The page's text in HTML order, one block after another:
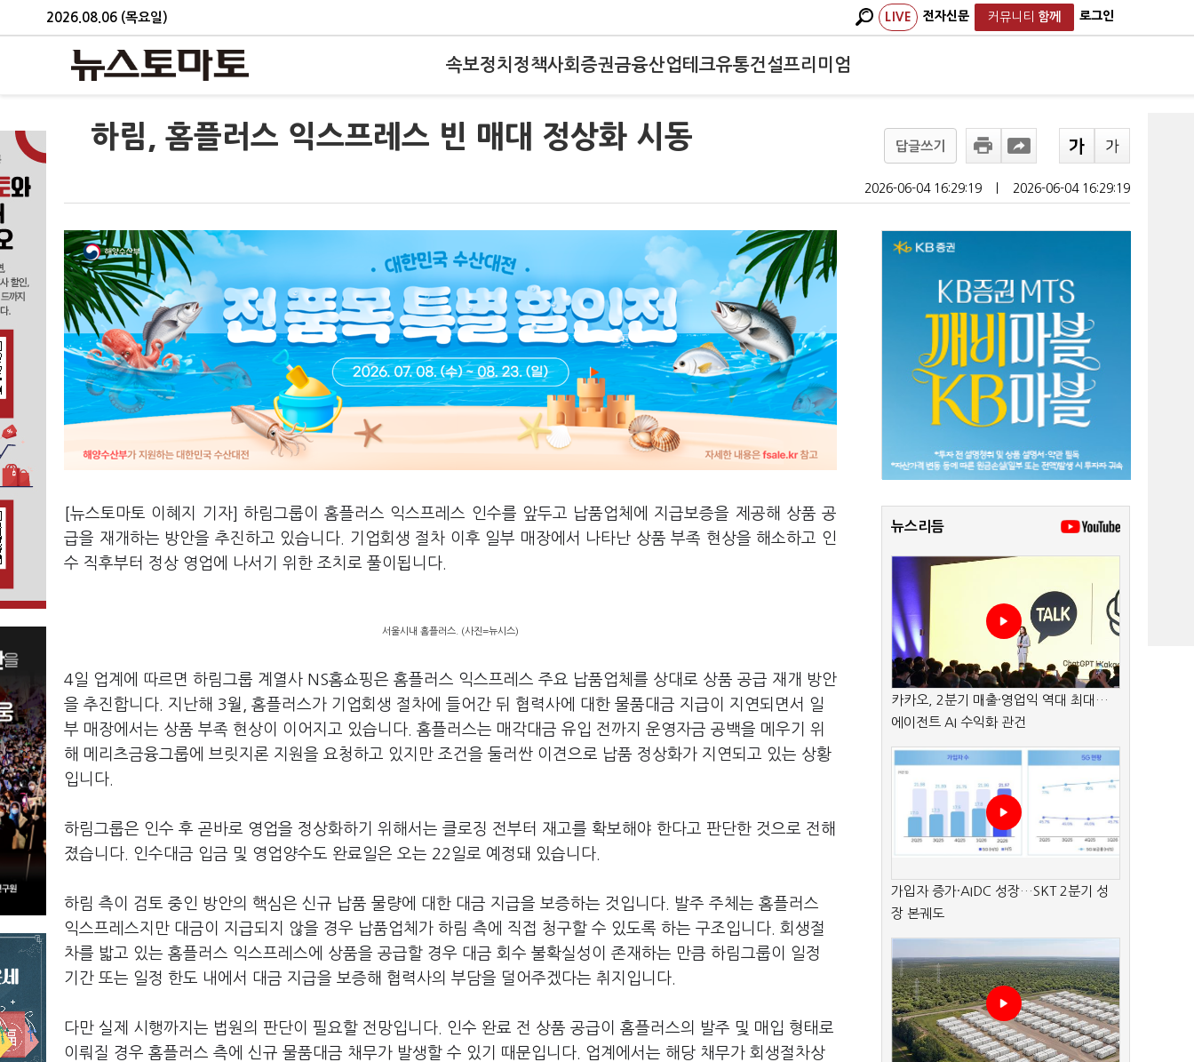
2026.08.06 (목요일) LIVE 전자신문 커뮤니티 함께 로그인
속보정치 정책사회 증권금융산업테크유통건설프리미엄
하림, 홈플러스 익스프레스 빈 매대 정상화 시동 답글쓰기
2026-06-04 16:29:19 2026-06-04 16:29:19
[뉴스토마토 이혜지 기자] 하림그룹이 홈플러스 익스프레스 인수를 앞두고 납품업체에 지급보증을 제공해 상품 공
급을 재개하는 방안을 추진하고 있습니다. 기업회생 절차 이후 일부 매장에서 나타난 상품 부족 현상을 해소하고 인
수 직후부터 정상 영업에 나서기 위한 조치로 풀이됩니다.
서울시내 홈플러스. (사진=뉴시스)
4일 업계에 따르면 하림그룹 계열사 NS홈쇼핑은 홈플러스 익스프레스 주요 납품업체를 상대로 상품 공급 재개 방안
을 추진합니다. 지난해 3월, 홈플러스가 기업회생 절차에 들어간 뒤 협력사에 대한 물품대금 지급이 지연되면서 일
부 매장에서는 상품 부족 현상이 이어지고 있습니다. 홈플러스는 매각대금 유입 전까지 운영자금 공백을 메우기 위
해 메리츠금융그룹에 브릿지론 지원을 요청하고 있지만 조건을 둘러싼 이견으로 납품 정상화가 지연되고 있는 상황
입니다.
하림그룹은 인수 후 곧바로 영업을 정상화하기 위해서는 클로징 전부터 재고를 확보해야 한다고 판단한 것으로 전해
졌습니다. 인수대금 입금 및 영업양수도 완료일은 오는 22일로 예정돼 있습니다.
하림 측이 검토 중인 방안의 핵심은 신규 납품 물량에 대한 대금 지급을 보증하는 것입니다. 발주 주체는 홈플러스
익스프레스지만 대금이 지급되지 않을 경우 납품업체가 하림 측에 직접 청구할 수 있도록 하는 구조입니다. 회생절
차를 밟고 있는 홈플러스 익스프레스에 상품을 공급할 경우 대금 회수 불확실성이 존재하는 만큼 하림그룹이 일정
기간 또는 일정 한도 내에서 대금 지급을 보증해 협력사의 부담을 덜어주겠다는 취지입니다.
다만 실제 시행까지는 법원의 판단이 필요할 전망입니다. 인수 완료 전 상품 공급이 홈플러스의 발주 및 매입 형태로
이뤄질 경우 홈플러스 측에 신규 물품대금 채무가 발생할 수 있기 때문입니다. 업계에서는 해당 채무가 회생절차상
뉴스리듬
카카오, 2분기 매출·영업익 역대 최대…
에이전트 AI 수익화 관건
가입자 증가·AIDC 성장…SKT 2분기 성
장 본궤도